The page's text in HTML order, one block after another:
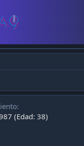
(Edad: 38)